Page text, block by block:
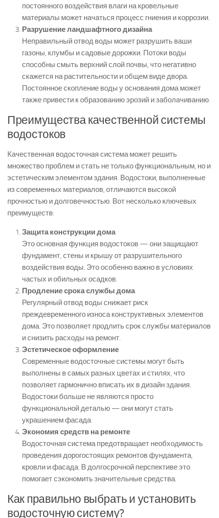
постоянного воздействия влаги на кровельные
материалы может начаться процесс гниения и коррозии.
Разрушение ландшафтного дизайна
Неправильный отвод воды может разрушить ваши
газоны, клумбы и садовые дорожки. Потоки воды
способны смыть верхний слой почвы, что негативно
скажется на растительности и общем виде двора.
Постоянное скопление воды у основания дома может
также привести к образованию эрозий и заболачиванию.
Преимущества качественной системы
водостоков
Качественная водосточная система может решить
множество проблем и стать не только функциональным, но и
эстетическим элементом здания. Водостоки, выполненные
из современных материалов, отличаются высокой
прочностью и долговечностью. Вот несколько ключевых
преимуществ:
Защита конструкции дома
Это основная функция водостоков — они защищают
фундамент, стены и крышу от разрушительного
воздействия воды. Это особенно важно в условиях
частых и обильных осадков.
Продление срока службы дома
Регулярный отвод воды снижает риск
преждевременного износа конструктивных элементов
дома. Это позволяет продлить срок службы материалов
и снизить расходы на ремонт.
Эстетическое оформление
Современные водосточные системы могут быть
выполнены в самых разных цветах и стилях, что
позволяет гармонично вписать их в дизайн здания.
Водостоки больше не являются просто
функциональной деталью — они могут стать
украшением фасада.
Экономия средств на ремонте
Водосточная система предотвращает необходимость
проведения дорогостоящих ремонтов фундамента,
кровли и фасада. В долгосрочной перспективе это
помогает сэкономить значительные средства.
Как правильно выбрать и установить
водосточную систему?